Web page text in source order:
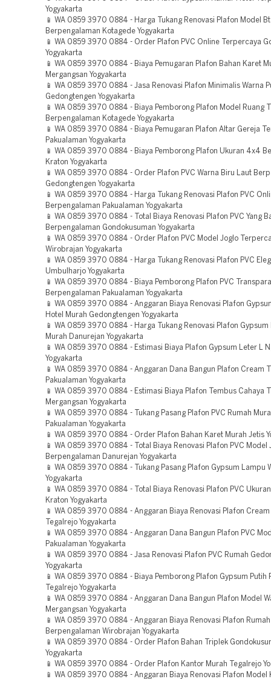
Yogyakarta
📱 WA 0859 3970 0884 - Harga Tukang Renovasi Plafon Model
Berpengalaman Kotagede Yogyakarta
📱 WA 0859 3970 0884 - Order Plafon PVC Online Terpercaya
Yogyakarta
📱 WA 0859 3970 0884 - Biaya Pemugaran Plafon Bahan Karet
Mergangsan Yogyakarta
📱 WA 0859 3970 0884 - Jasa Renovasi Plafon Minimalis Warna
Gedongtengen Yogyakarta
📱 WA 0859 3970 0884 - Biaya Pemborong Plafon Model Ruang
Berpengalaman Kotagede Yogyakarta
📱 WA 0859 3970 0884 - Biaya Pemugaran Plafon Altar Gereja
Pakualaman Yogyakarta
📱 WA 0859 3970 0884 - Biaya Pemborong Plafon Ukuran 4x4
Kraton Yogyakarta
📱 WA 0859 3970 0884 - Order Plafon PVC Warna Biru Laut
Gedongtengen Yogyakarta
📱 WA 0859 3970 0884 - Harga Tukang Renovasi Plafon PVC
Berpengalaman Pakualaman Yogyakarta
📱 WA 0859 3970 0884 - Total Biaya Renovasi Plafon PVC Yang
Berpengalaman Gondokusuman Yogyakarta
📱 WA 0859 3970 0884 - Order Plafon PVC Model Joglo
Wirobrajan Yogyakarta
📱 WA 0859 3970 0884 - Harga Tukang Renovasi Plafon PVC
Umbulharjo Yogyakarta
📱 WA 0859 3970 0884 - Biaya Pemborong Plafon PVC
Berpengalaman Pakualaman Yogyakarta
📱 WA 0859 3970 0884 - Anggaran Biaya Renovasi Plafon
Hotel Murah Gedongtengen Yogyakarta
📱 WA 0859 3970 0884 - Harga Tukang Renovasi Plafon Gypsum
Murah Danurejan Yogyakarta
📱 WA 0859 3970 0884 - Estimasi Biaya Plafon Gypsum Leter L
Yogyakarta
📱 WA 0859 3970 0884 - Anggaran Dana Bangun Plafon Cream
Pakualaman Yogyakarta
📱 WA 0859 3970 0884 - Estimasi Biaya Plafon Tembus Cahaya
Mergangsan Yogyakarta
📱 WA 0859 3970 0884 - Tukang Pasang Plafon PVC Rumah
Pakualaman Yogyakarta
📱 WA 0859 3970 0884 - Order Plafon Bahan Karet Murah Jetis
📱 WA 0859 3970 0884 - Total Biaya Renovasi Plafon PVC Model
Berpengalaman Danurejan Yogyakarta
📱 WA 0859 3970 0884 - Tukang Pasang Plafon Gypsum Lampu
Yogyakarta
📱 WA 0859 3970 0884 - Total Biaya Renovasi Plafon PVC
Kraton Yogyakarta
📱 WA 0859 3970 0884 - Anggaran Biaya Renovasi Plafon
Tegalrejo Yogyakarta
📱 WA 0859 3970 0884 - Anggaran Dana Bangun Plafon PVC
Pakualaman Yogyakarta
📱 WA 0859 3970 0884 - Jasa Renovasi Plafon PVC Rumah
Yogyakarta
📱 WA 0859 3970 0884 - Biaya Pemborong Plafon Gypsum Putih
Tegalrejo Yogyakarta
📱 WA 0859 3970 0884 - Anggaran Dana Bangun Plafon Model
Mergangsan Yogyakarta
📱 WA 0859 3970 0884 - Anggaran Biaya Renovasi Plafon
Berpengalaman Wirobrajan Yogyakarta
📱 WA 0859 3970 0884 - Order Plafon Bahan Triplek
Yogyakarta
📱 WA 0859 3970 0884 - Order Plafon Kantor Murah Tegalrejo
📱 WA 0859 3970 0884 - Anggaran Biaya Renovasi Plafon Model